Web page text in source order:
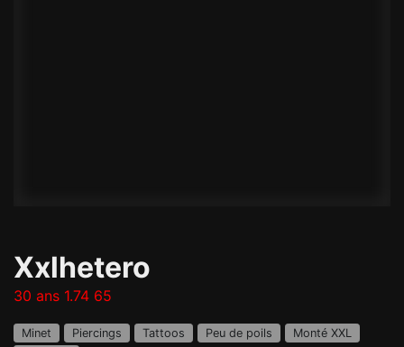
Xxlhetero
30 ans 1.74 65
Minet Piercings Tattoos Peu de poils
Monté XXL